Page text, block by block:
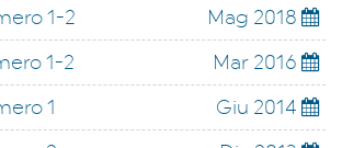
1-2 Mag 2018
1-2 Mar 2016
1 Giu 2014